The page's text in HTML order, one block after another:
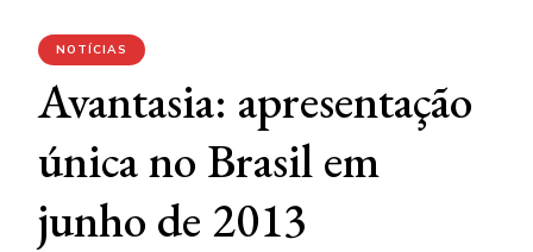
NOTÍCIAS
Avantasia: apresentação
única no Brasil em
junho de 2013